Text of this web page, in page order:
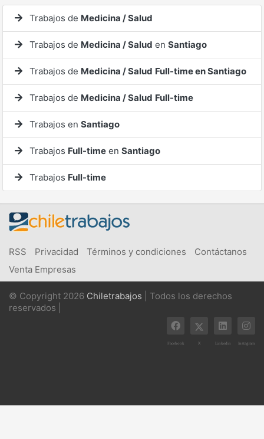
Trabajos de Medicina / Salud
Trabajos de Medicina / Salud en Santiago
Trabajos de Medicina / Salud Full-time en Santiago
Trabajos de Medicina / Salud Full-time
Trabajos en Santiago
Trabajos Full-time en Santiago
Trabajos Full-time
RSS Privacidad Términos y condiciones
Contáctanos
Venta Empresas
© Copyright 2026 Chiletrabajos | Todos los derechos
reservados |
Facebook X Linkedin Instagram